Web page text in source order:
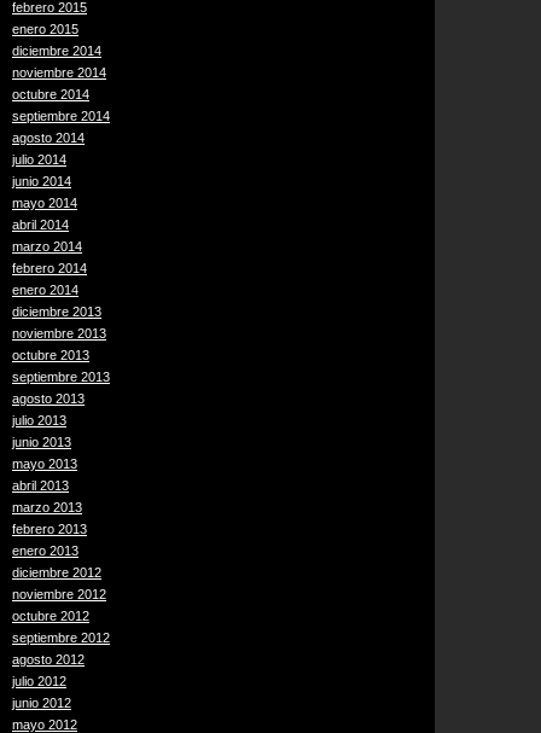
febrero 2015
enero 2015
diciembre 2014
noviembre 2014
octubre 2014
septiembre 2014
agosto 2014
julio 2014
junio 2014
mayo 2014
abril 2014
marzo 2014
febrero 2014
enero 2014
diciembre 2013
noviembre 2013
octubre 2013
septiembre 2013
agosto 2013
julio 2013
junio 2013
mayo 2013
abril 2013
marzo 2013
febrero 2013
enero 2013
diciembre 2012
noviembre 2012
octubre 2012
septiembre 2012
agosto 2012
julio 2012
junio 2012
mayo 2012